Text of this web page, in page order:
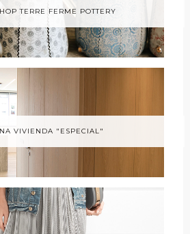
TERRE FERME POTTERY
VIVIENDA "ESPECIAL"